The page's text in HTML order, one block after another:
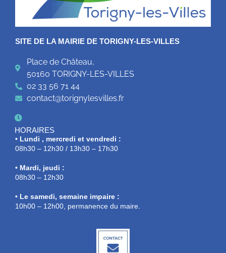
SITE DE LA MAIRIE DE TORIGNY-LES-VILLES
Place de Château,
50160 TORIGNY-LES-VILLES
02 33 56 71 44
contact@torignylesvilles.fr
HORAIRES
• Lundi , mercredi et vendredi :
08h30 – 12h30 / 13h30 – 17h30
• Mardi, jeudi :
08h30 – 12h30
• Le samedi, semaine impaire :
10h00 – 12h00, permanence du maire.